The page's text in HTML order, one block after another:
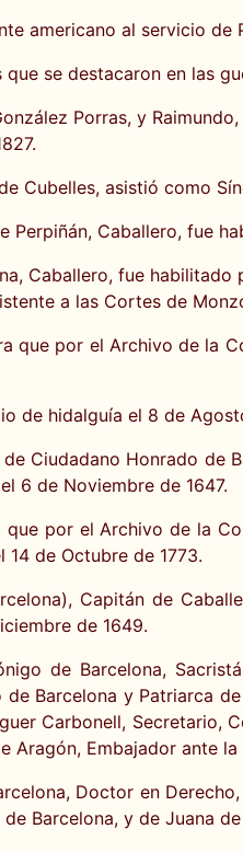
americano al servicio de
se destacaron en las
Porras, y
Cubelles, asistió como
Perpiñán, Caballero, fue
Caballero, fue
a las Cortes de
que por el Archivo de la
de hidalguía el 8 de
Ciudadano Honrado de
6 de Noviembre de 1647.
por el Archivo de la
de Octubre de 1773.
Capitán de
de 1649.
de Barcelona,
Barcelona y Patriarca
Carbonell,
Aragón, Embajador ante
Doctor en
Barcelona, y de Juana